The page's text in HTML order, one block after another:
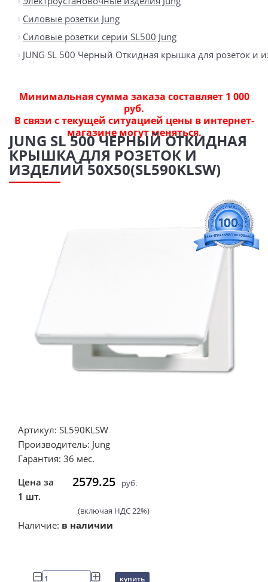
Силовые розетки Jung
Силовые розетки серии SL500 Jung
JUNG SL 500 Черный Откидная крышка для розеток и
Минимальная сумма заказа составляет 1 000
руб.
В связи с текущей ситуацией цены в интернет-
магазине могут меняться.
JUNG SL 500 ЧЕРНЫЙ ОТКИДНАЯ
КРЫШКА ДЛЯ РОЗЕТОК И
ИЗДЕЛИЙ 50Х50(SL590KLSW)
Артикул: SL590KLSW
Производитель: Jung
Гарантия: 36 мес.
Цена за
1 шт.
2579.25 руб.
(включая НДС 22%)
Наличие: в наличии
купить